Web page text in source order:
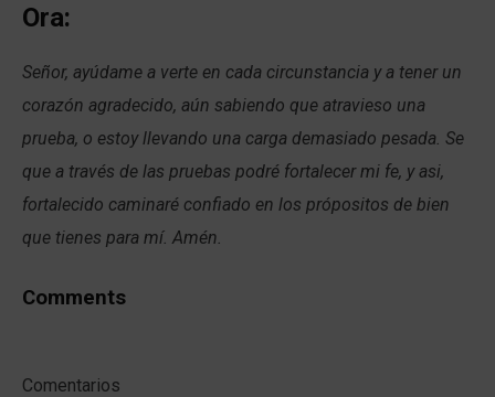
Ora:
Señor, ayúdame a verte en cada circunstancia y a tener un
corazón agradecido, aún sabiendo que atravieso una
prueba, o estoy llevando una carga demasiado pesada. Se
que a través de las pruebas podré fortalecer mi fe, y asi,
fortalecido caminaré confiado en los própositos de bien
que tienes para mí. Amén.
Comments
Comentarios